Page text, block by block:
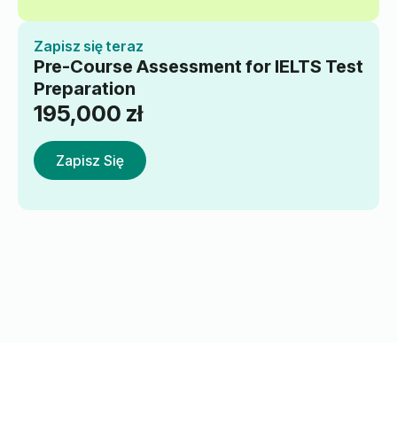
Zapisz się teraz
Pre-Course Assessment for IELTS Test
Preparation
195,000 zł
Zapisz Się